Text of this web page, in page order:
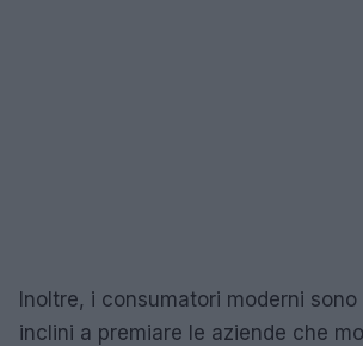
Inoltre, i consumatori moderni
inclini a premiare le aziende che